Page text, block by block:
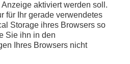
Anzeige aktiviert werden soll.
für Ihr gerade verwendetes
Storage ihres Browsers so
Sie ihn in den
Ihres Browsers nicht